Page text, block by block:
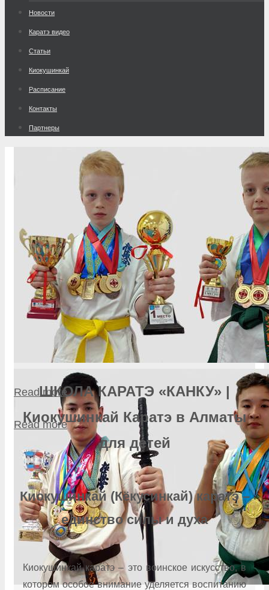
содержимому
Новости
Каратэ видео
Статьи
Киокушинкай
Расписание
Контакты
Партнеры
Read more
Read more
ШКОЛА КАРАТЭ «КАНКУ» |
Киокушинкай Каратэ в Алматы
для детей
Киокушинкай (Кёкусинкай) каратэ –
единство силы и духа
Киокушинкай каратэ – это воинское искусство, в
котором особое внимание уделяется воспитанию